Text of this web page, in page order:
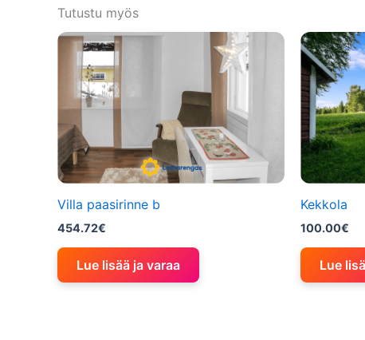
Tutustu myös
Villa paasirinne b
454.72€
Lue lisää ja varaa
Kekkola
100.00€
Lue